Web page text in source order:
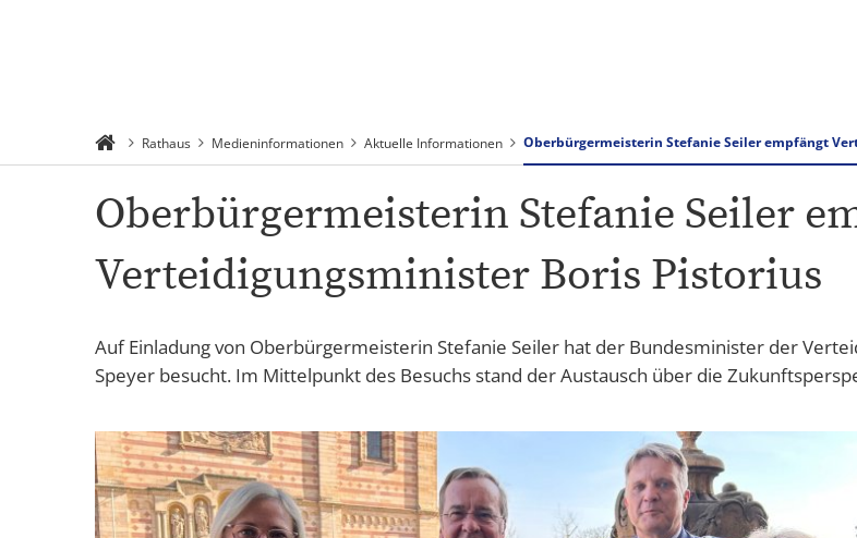
Rathaus Medieninformationen Aktuelle Informationen Oberbürgermeisterin Stefanie Seiler empfängt
Oberbürgermeisterin Stefanie Seiler
Verteidigungsminister Boris Pistorius
Auf Einladung von Oberbürgermeisterin Stefanie Seiler hat der Bundesminister der
Speyer besucht. Im Mittelpunkt des Besuchs stand der Austausch über die